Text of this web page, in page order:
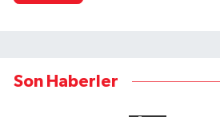
Son Haberler